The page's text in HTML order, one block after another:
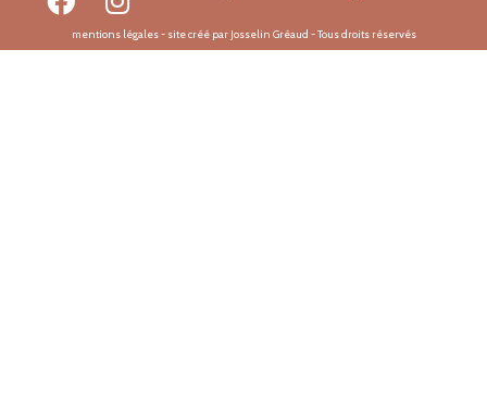
mentions légales- site créé par Josselin Gréaud - Tous droits réservés